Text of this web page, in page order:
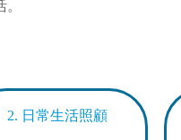
2. 日常生活照顧